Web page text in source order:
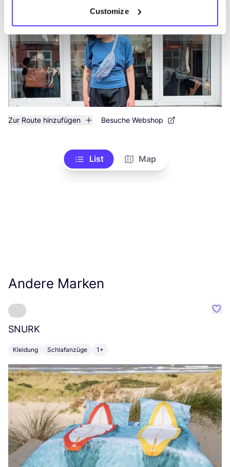
Customize
Zur Route hinzufügen Besuche Webshop
List Map
Andere Marken
SNURK
Kleidung Schlafanzüge 1+